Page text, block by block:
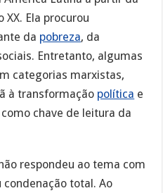
Ela procurou
da pobreza, da
Entretanto, algumas
categorias marxistas,
à transformação política e
chave de leitura da
respondeu ao tema com
total. Ao